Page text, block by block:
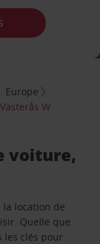
Europe
W
voiture,
location de
Quelle que
les clés pour